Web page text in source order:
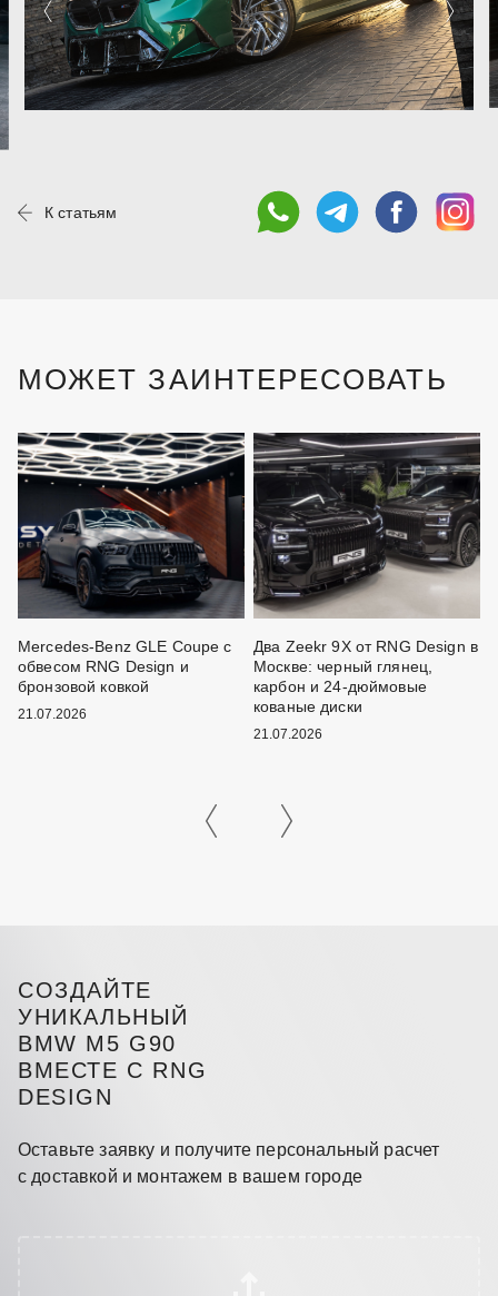
К статьям
МОЖЕТ ЗАИНТЕРЕСОВАТЬ
Mercedes-Benz GLE Coupe с
обвесом RNG Design и
бронзовой ковкой
21.07.2026
Два Zeekr 9X от RNG Design в
Москве: черный глянец,
карбон и 24-дюймовые
кованые диски
21.07.2026
СОЗДАЙТЕ
УНИКАЛЬНЫЙ
BMW M5 G90
ВМЕСТЕ С RNG
DESIGN
Оставьте заявку и получите персональный расчет
с доставкой и монтажем в вашем городе